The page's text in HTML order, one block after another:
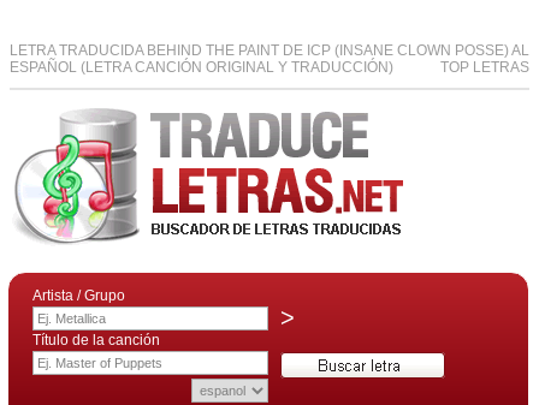
LETRA TRADUCIDA BEHIND THE PAINT DE ICP (INSANE CLOWN POSSE) AL
ESPAÑOL (LETRA CANCIÓN ORIGINAL Y TRADUCCIÓN)
TOP LETRAS
Artista / Grupo
>
Título de la canción